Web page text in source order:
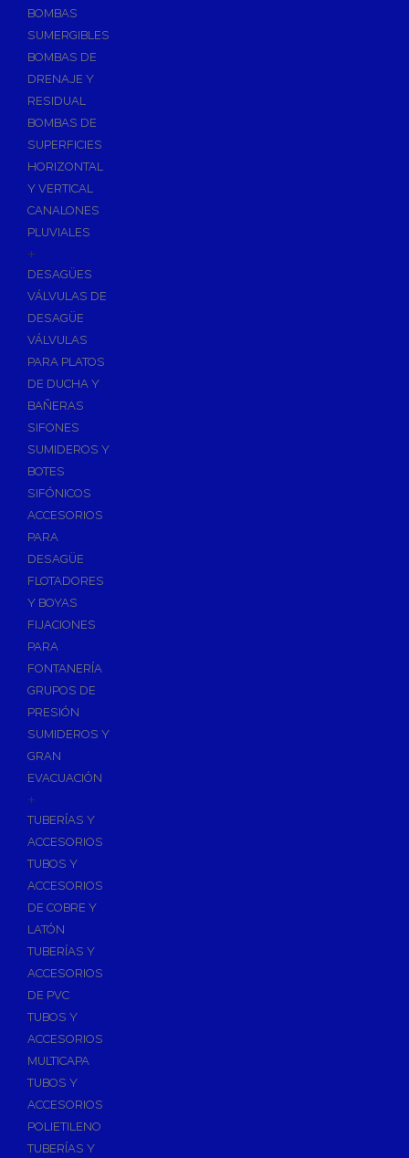
BOMBAS
SUMERGIBLES
BOMBAS DE
DRENAJE Y
RESIDUAL
BOMBAS DE
SUPERFICIES
HORIZONTAL
Y VERTICAL
CANALONES
PLUVIALES
+
DESAGÜES
VÁLVULAS DE
DESAGÜE
VÁLVULAS
PARA PLATOS
DE DUCHA Y
BAÑERAS
SIFONES
SUMIDEROS Y
BOTES
SIFÓNICOS
ACCESORIOS
PARA
DESAGÜE
FLOTADORES
Y BOYAS
FIJACIONES
PARA
FONTANERÍA
GRUPOS DE
PRESIÓN
SUMIDEROS Y
GRAN
EVACUACIÓN
+
TUBERÍAS Y
ACCESORIOS
TUBOS Y
ACCESORIOS
DE COBRE Y
LATÓN
TUBERÍAS Y
ACCESORIOS
DE PVC
TUBOS Y
ACCESORIOS
MULTICAPA
TUBOS Y
ACCESORIOS
POLIETILENO
TUBERÍAS Y